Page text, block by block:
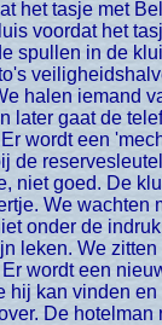
het tasje met
voordat het
spullen in de
halen iemand
later gaat de
wordt een
de
niet goed. De
We wachten
onder de
leken. We
Er wordt een
hij kan vinden
De hotelman